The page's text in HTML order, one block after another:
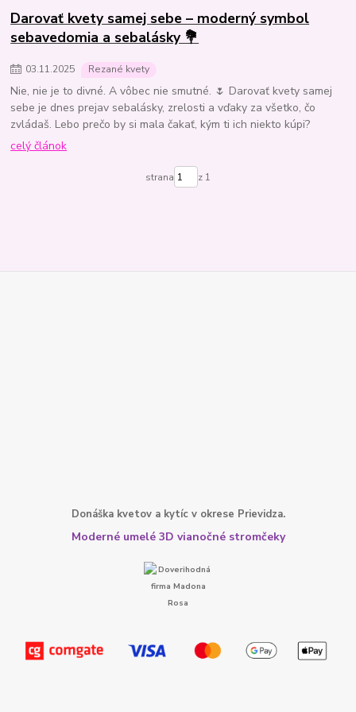
Darovať kvety samej sebe – moderný symbol
sebavedomia a sebalásky 💐
03.11.2025 Rezané kvety
Nie, nie je to divné. A vôbec nie smutné. 🌷 Darovať kvety samej
sebe je dnes prejav sebalásky, zrelosti a vďaky za všetko, čo
zvládaš. Lebo prečo by si mala čakať, kým ti ich niekto kúpi?
celý článok
strana z 1
Donáška kvetov a kytíc v okrese Prievidza.
Moderné umelé 3D vianočné stromčeky